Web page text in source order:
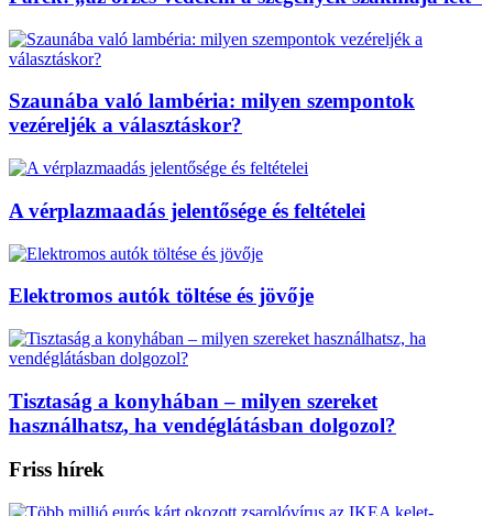
Szaunába való lambéria: milyen szempontok
vezéreljék a választáskor?
A vérplazmaadás jelentősége és feltételei
Elektromos autók töltése és jövője
Tisztaság a konyhában – milyen szereket
használhatsz, ha vendéglátásban dolgozol?
Friss hírek